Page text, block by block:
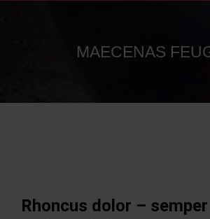
MAECENAS
Rhoncus dolor – semper